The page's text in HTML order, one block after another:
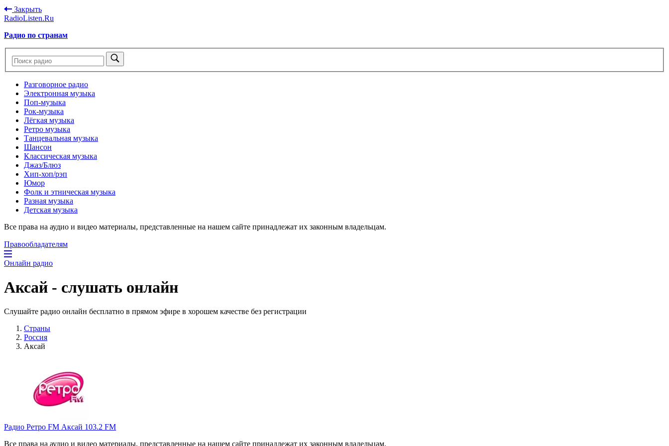
Закрыть
RadioListen.Ru
Радио по странам
Разговорное радио
Электронная музыка
Поп-музыка
Рок-музыка
Лёгкая музыка
Ретро музыка
Танцевальная музыка
Шансон
Классическая музыка
Джаз/Блюз
Хип-хоп/рэп
Юмор
Фолк и этническая музыка
Разная музыка
Детская музыка
Все права на аудио и видео материалы, представленные на нашем сайте принадлежат их законным владельцам.
Правообладателям
Онлайн радио
Аксай - слушать онлайн
Cлушайте радио онлайн бесплатно в прямом эфире в хорошем качестве без регистрации
Страны
Россия
Аксай
Радио Ретро FM Аксай 103.2 FM
Все права на аудио и видео материалы, представленные на нашем сайте принадлежат их законным владельцам.